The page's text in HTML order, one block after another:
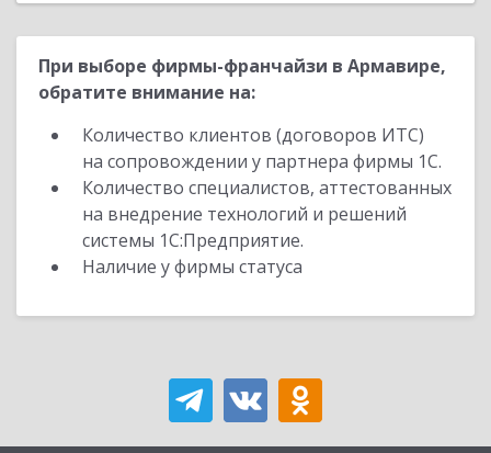
При выборе фирмы-франчайзи в Армавире,
обратите внимание на:
Количество клиентов (договоров ИТС)
на сопровождении у партнера фирмы 1С.
Количество специалистов, аттестованных
на внедрение технологий и решений
системы 1С:Предприятие.
Наличие у фирмы статуса